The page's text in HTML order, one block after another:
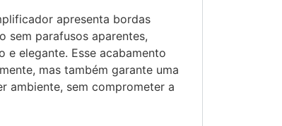
apresenta bordas
sem parafusos aparentes,
e elegante. Esse acabamento
mas também garante uma
ambiente, sem comprometer a